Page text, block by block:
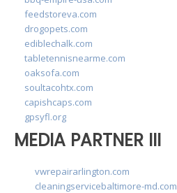
feedstoreva.com
drogopets.com
ediblechalk.com
tabletennisnearme.com
oaksofa.com
soultacohtx.com
capishcaps.com
gpsyfl.org
MEDIA PARTNER III
vwrepairarlington.com
cleaningservicebaltimore-md.com